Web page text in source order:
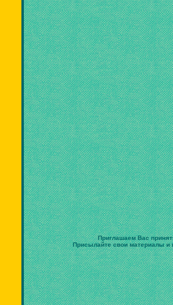
Приглашаем Вас
Присылайте свои материалы и